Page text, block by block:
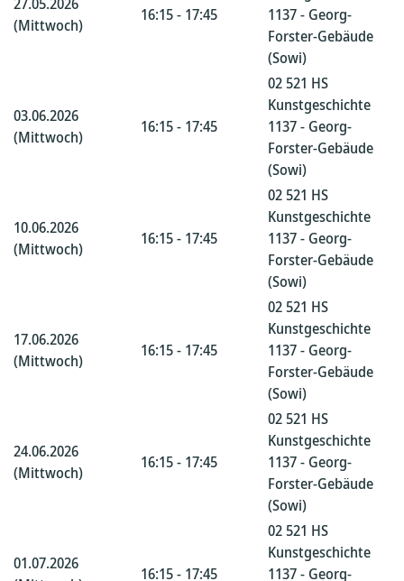
(Mittwoch)
16:15 - 17:45
1137 - Georg-
Forster-Gebäude
(Sowi)
03.06.2026
(Mittwoch)
16:15 - 17:45
02 521 HS
Kunstgeschichte
1137 - Georg-
Forster-Gebäude
(Sowi)
10.06.2026
(Mittwoch)
16:15 - 17:45
02 521 HS
Kunstgeschichte
1137 - Georg-
Forster-Gebäude
(Sowi)
17.06.2026
(Mittwoch)
16:15 - 17:45
02 521 HS
Kunstgeschichte
1137 - Georg-
Forster-Gebäude
(Sowi)
24.06.2026
(Mittwoch)
16:15 - 17:45
02 521 HS
Kunstgeschichte
1137 - Georg-
Forster-Gebäude
(Sowi)
01.07.2026
16:15 - 17:45
02 521 HS
Kunstgeschichte
1137 - Georg-